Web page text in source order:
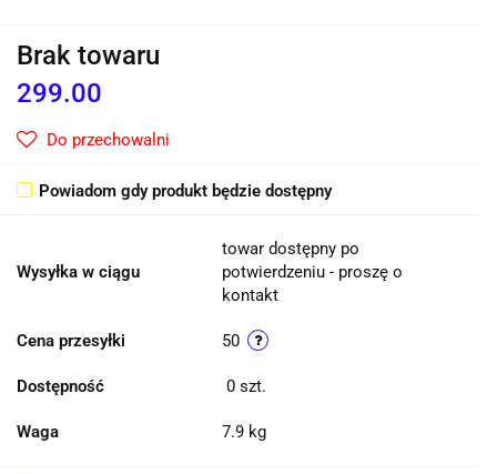
Brak towaru
299.00
Do przechowalni
Powiadom gdy produkt będzie dostępny
Wysyłka w ciągu
towar dostępny po
potwierdzeniu - proszę o
kontakt
Cena przesyłki 50
Dostępność 0 szt.
Waga 7.9 kg